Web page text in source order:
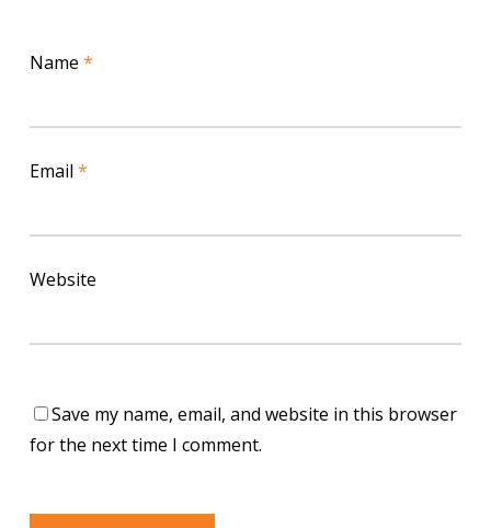
Name *
Email *
Website
Save my name, email, and website in this browser
for the next time I comment.